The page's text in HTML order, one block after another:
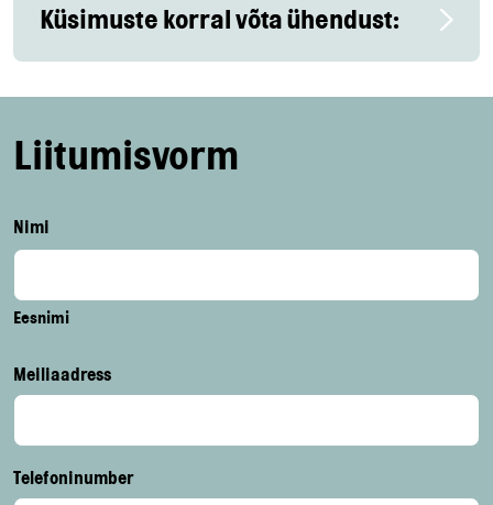
Küsimuste korral võta ühendust:
Liitumisvorm
Nimi
Eesnimi
Meiliaadress
Telefoninumber